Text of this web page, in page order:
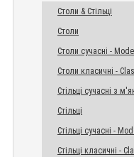
Столи & Стільці
Столи
Столи сучасні -
Столи класичні -
Стільці сучасні з
Стільці
Стільці сучасні -
Стільці класичні -